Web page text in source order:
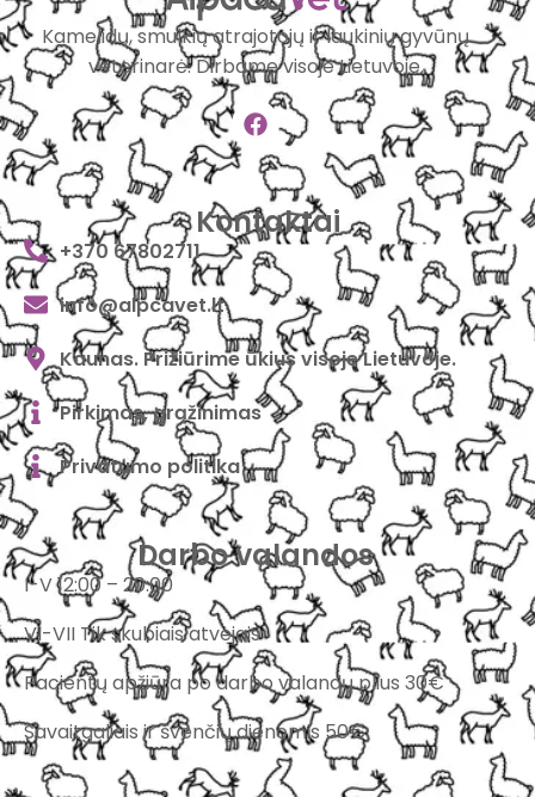
Kamelidų, smulkių atrajotojų ir laukinių gyvūnų
veterinarė. Dirbame visoje Lietuvoje.
Kontaktai
+370 67802711
info@alpcavet.lt
Kaunas. Prižiūrime ūkius visoje Lietuvoje.
Pirkimas, grąžinimas
Privatumo politika
Darbo valandos
I-V 12:00 – 20:00
VI-VII Tik skubiais atvejais
Pacientų apžiūra po darbo valandų plius 30€
Savaitgaliais ir švenčių dienomis 50€